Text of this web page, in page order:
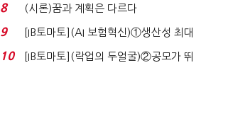
8 (시론)꿈과 계획은 다르다
9
[IB토마토](AI 보험혁신)①생산성 최대
80% 개선…현실...
10
[IB토마토](락업의 두얼굴)②공모가 뛰